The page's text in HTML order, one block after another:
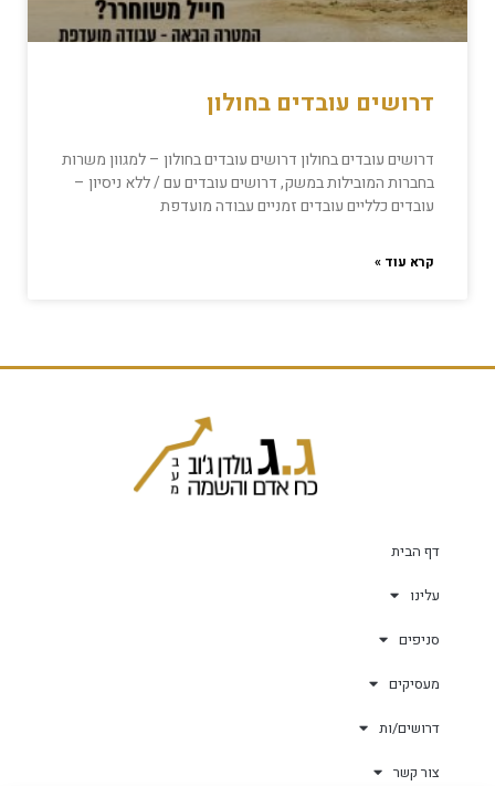
דרושים עובדים בחולון
דרושים עובדים בחולון דרושים עובדים בחולון – למגוון משרות
בחברות המובילות במשק, דרושים עובדים עם / ללא ניסיון –
עובדים כלליים עובדים זמניים עבודה מועדפת
קרא עוד »
דף הבית
עלינו
סניפים
מעסיקים
דרושים/ות
צור קשר